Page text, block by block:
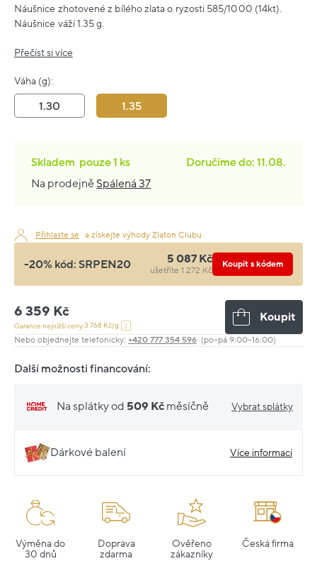
Náušnice zhotovené z bílého zlata o ryzosti 585/1000 (14kt).
Náušnice váží 1.35 g.
Přečíst si více
Váha (g):
1.30 1.35
Skladem pouze1 ks
Doručíme do: 11.08.
Na prodejně Spálená 37
Přihlaste se a získejte výhody Zlaton Clubu
-20% kód: SRPEN20 5 087 Kč
ušetříte 1 272 Kč
Koupit s kódem
6 359 Kč
Garance nejnižší ceny:3 768 Kč/g
Koupit
Nebo objednejte telefonicky: +420 777 354 596 (po–pá 9:00–16:00)
Další možnosti financování:
Na splátky od 509 Kč měsíčně Vybrat splátky
Dárkové balení Více informací
Výměna do
30 dnů
Doprava
zdarma
Ověřeno
zákazníky
Česká firma